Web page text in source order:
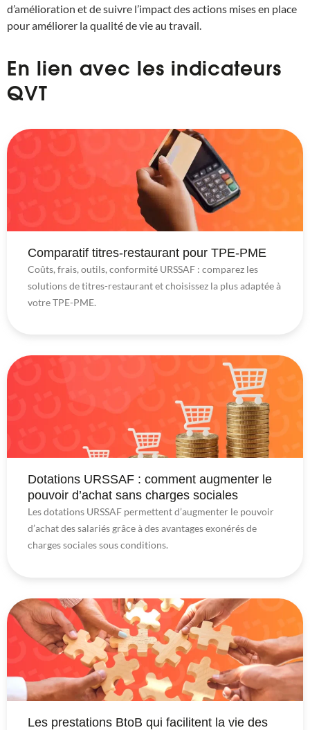
d’amélioration et de suivre l’impact des actions mises en place
pour améliorer la qualité de vie au travail.
En lien avec les indicateurs
QVT
Comparatif titres-restaurant pour TPE-PME
Coûts, frais, outils, conformité URSSAF : comparez les
solutions de titres-restaurant et choisissez la plus adaptée à
votre TPE-PME.
Dotations URSSAF : comment augmenter le
pouvoir d’achat sans charges sociales
Les dotations URSSAF permettent d’augmenter le pouvoir
d’achat des salariés grâce à des avantages exonérés de
charges sociales sous conditions.
Les prestations BtoB qui facilitent la vie des